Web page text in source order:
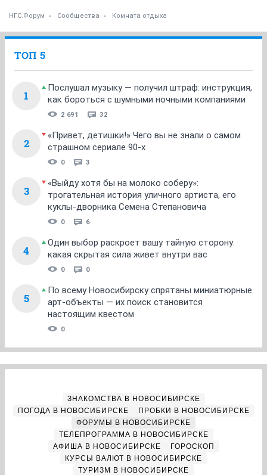
НГС.Форум Сообщества Комната отдыха
ТОП 5
1
Послушал музыку — получил штраф: инструкция,
как бороться с шумными ночными компаниями
2 691 32
2
«Привет, детишки!» Чего вы не знали о самом
страшном сериале 90-х
0 3
3
«Выйду хотя бы на молоко соберу»:
трогательная история уличного артиста, его
куклы-дворника Семена Степановича
0 6
4
Один выбор раскроет вашу тайную сторону:
какая скрытая сила живет внутри вас
0 0
5
По всему Новосибирску спрятаны миниатюрные
арт-объекты — их поиск становится
настоящим квестом
0
ЗНАКОМСТВА В НОВОСИБИРСКЕ
ПОГОДА В НОВОСИБИРСКЕ
ПРОБКИ В НОВОСИБИРСКЕ
ФОРУМЫ В НОВОСИБИРСКЕ
ТЕЛЕПРОГРАММА В НОВОСИБИРСКЕ
АФИША В НОВОСИБИРСКЕ
ГОРОСКОП
КУРСЫ ВАЛЮТ В НОВОСИБИРСКЕ
ТУРИЗМ В НОВОСИБИРСКЕ